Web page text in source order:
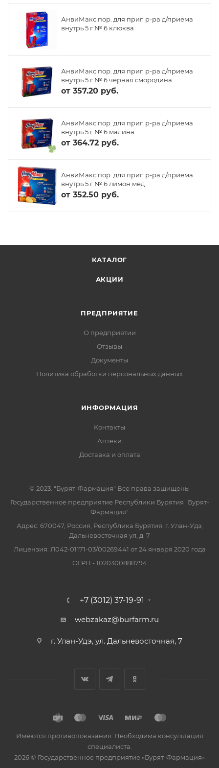
АнвиМакс пор. для приг. р-ра д/приема
внутрь 5 г № 6 клюква
АнвиМакс пор. для приг. р-ра д/приема
внутрь 5 г № 6 черная смородина
от 357.20 руб.
АнвиМакс пор. для приг. р-ра д/приема
внутрь 5 г № 6 малина
от 364.72 руб.
АнвиМакс пор. для приг. р-ра д/приема
внутрь 5 г № 6 лимон мед
от 352.50 руб.
КАТАЛОГ
АКЦИИ
ПРЕДПРИЯТИЕ
О предприятии
Отзывы
Документы
Политика обработки персональных данных
ИНФОРМАЦИЯ
Контакты
Аптеки
Доставка и оплата
© 2023. "Бурят-Фармация" Все права защищены
Государственное предприятие Республики Бурятия "Бурят-
Фармация"
Адрес: 670047, Россия, Республика Бурятия, г. Улан-Удэ,
Дальневосточная ул, д. 7
Лицензия: Л042-01171-03/00269441 от 24 января 2020 года
ОГРН - 1020300888794
+7 (3012) 37-19-91
webzakaz@burfarm.ru
г. Улан-Удэ, ул. Дальневосточная, 7
Имеются противопоказания. Необходима консультация
специалиста.
2026 © Государственное предприятие «Бурят-Фармация»